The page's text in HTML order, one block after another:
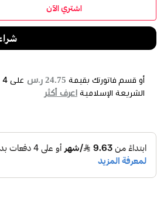
اشتري الآن
أو قسم فاتورتك بقيمة 24.75 ر.س على 4
الشريعة الإسلامية اعرف أكثر